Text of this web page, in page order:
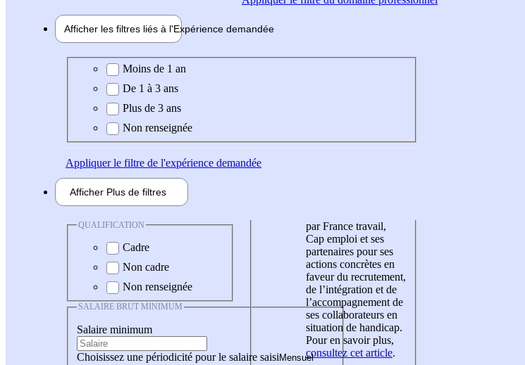
Afficher les filtres liés à l'Expérience demandée
Expérience demandée
Moins de 1 an
De 1 à 3 ans
Plus de 3 ans
Non renseignée
Appliquerle filtre de l'expérience demandée
Afficher Plus de filtres
QUALIFICATION
Cadre
Non cadre
Non renseignée
SALAIRE BRUT MINIMUM
Salaire minimum
Choisissez une périodicité pour le salaire saisi
par France travail,
Cap emploi et ses
partenaires pour ses
actions concrètes en
faveur du recrutement,
de l’intégration et de
l’accompagnement de
ses collaborateurs en
situation de handicap.
Pour en savoir plus,
consultez cet article.